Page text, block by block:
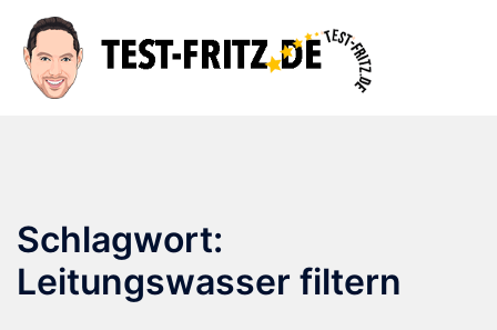
Inhalt
springen
Schlagwort:
Leitungswasser filtern